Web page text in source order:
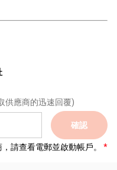
供應商的迅速回覆)
確認
請查看電郵並啟動帳戶。